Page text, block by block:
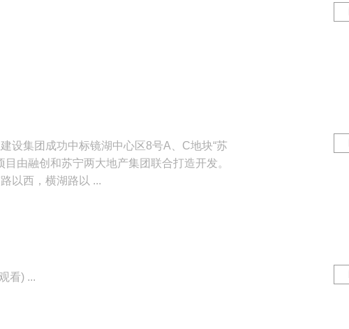
设集团成功中标镜湖中心区8号A、C地块“苏
由融创和苏宁两大地产集团联合打造开发。
以西，横湖路以 ...
看) ...